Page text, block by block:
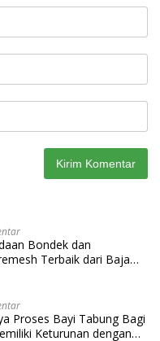
Bondek dan
Terbaik dari Baja
Proses Bayi Tabung Bagi
Keturunan dengan